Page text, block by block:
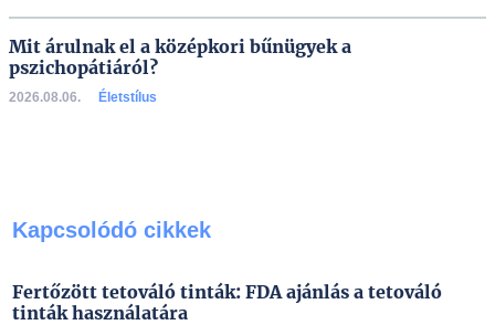
Mit árulnak el a középkori bűnügyek a
pszichopátiáról?
2026.08.06. Életstílus
Kapcsolódó cikkek
Fertőzött tetováló tinták: FDA ajánlás a tetováló
tinták használatára